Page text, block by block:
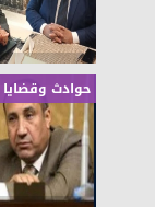
حوادث وقضايا